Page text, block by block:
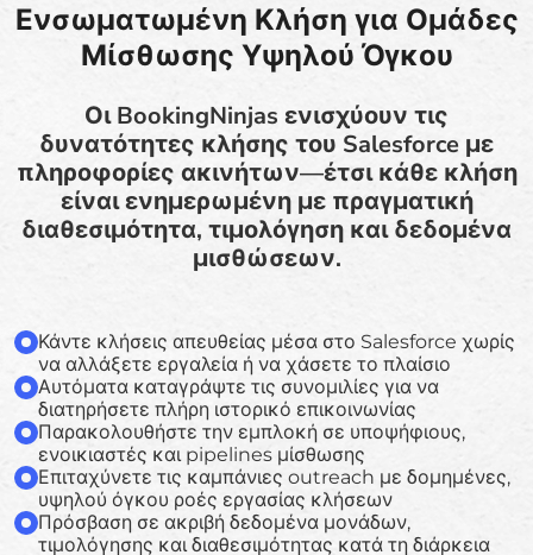
Ενσωματωμένη Κλήση για Ομάδες
Μίσθωσης Υψηλού Όγκου
Οι BookingNinjas ενισχύουν τις
δυνατότητες κλήσης του Salesforce με
πληροφορίες ακινήτων—έτσι κάθε κλήση
είναι ενημερωμένη με πραγματική
διαθεσιμότητα, τιμολόγηση και δεδομένα
μισθώσεων.
Κάντε κλήσεις απευθείας μέσα στο Salesforce χωρίς
να αλλάξετε εργαλεία ή να χάσετε το πλαίσιο
Αυτόματα καταγράψτε τις συνομιλίες για να
διατηρήσετε πλήρη ιστορικό επικοινωνίας
Παρακολουθήστε την εμπλοκή σε υποψήφιους,
ενοικιαστές και pipelines μίσθωσης
Επιταχύνετε τις καμπάνιες outreach με δομημένες,
υψηλού όγκου ροές εργασίας κλήσεων
Πρόσβαση σε ακριβή δεδομένα μονάδων,
τιμολόγησης και διαθεσιμότητας κατά τη διάρκεια